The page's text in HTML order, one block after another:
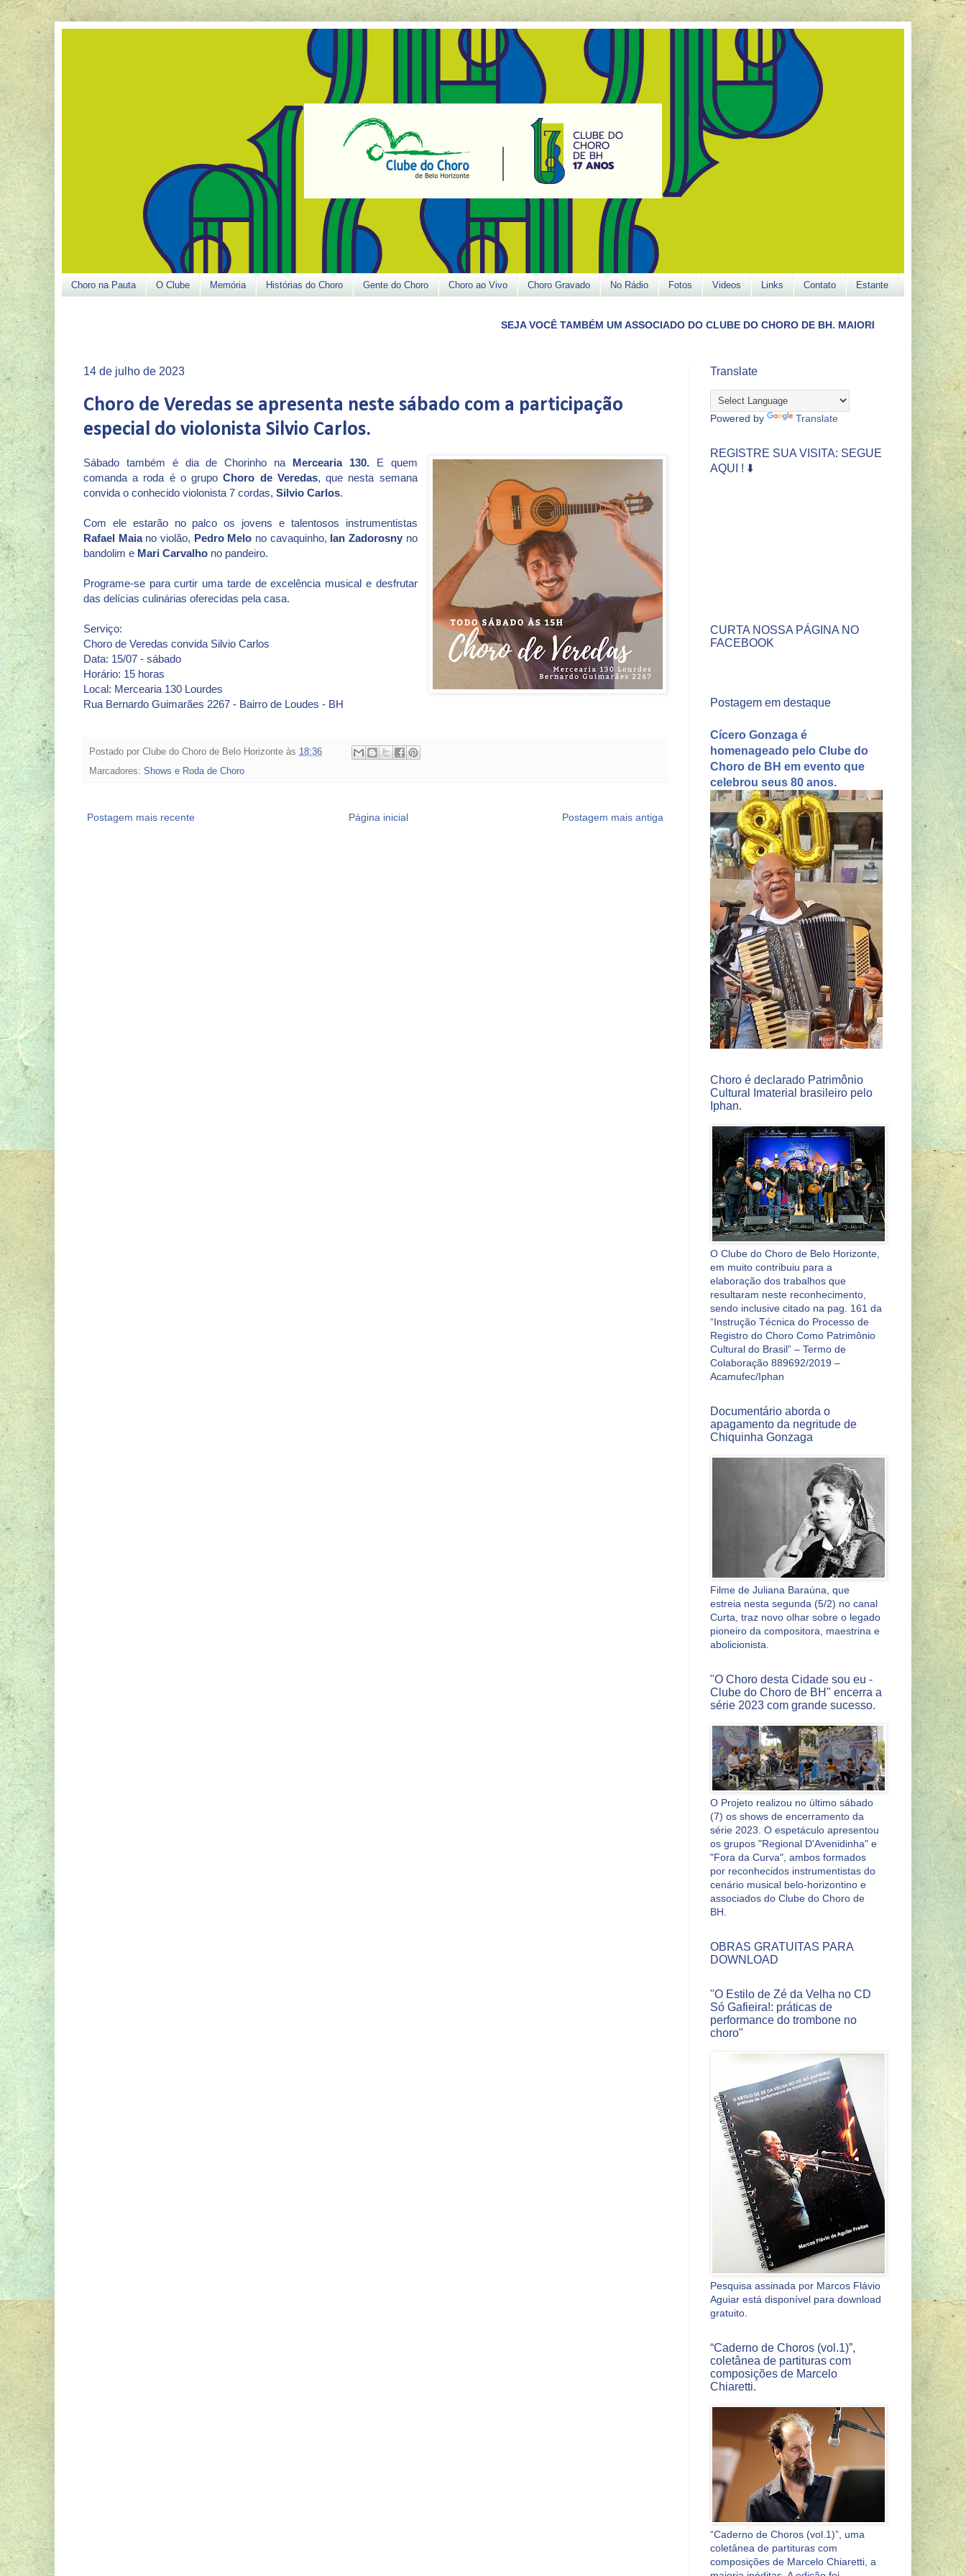
Choro na Pauta O Clube Memória Histórias do Choro Gente do Choro Choro ao Vivo Choro Gravado No Rádio Fotos Videos Links Contato Estante
SEJA VOCÊ TAMBÉM UM ASSOCIADO DO CLUBE DO CHORO DE BH. MAIORES INFORMAÇÕES LIGUE (31)3422-
14 de julho de 2023
Choro de Veredas se apresenta neste sábado com a participação
especial do violonista Silvio Carlos.
Sábado também é dia de Chorinho na Mercearia 130.E quem
comanda a roda é o grupoChoro de Veredas, que nesta semana
convida o conhecido violonista 7 cordas, Silvio Carlos.
Com ele estarão no palco os jovens e talentosos instrumentistas
Rafael Maia no violão, Pedro Melo no cavaquinho, Ian Zadorosnyno
bandolim e Mari Carvalho no pandeiro.
Programe-se para curtir uma tarde de excelência musical e desfrutar
das delícias culinárias oferecidas pela casa.
Serviço:
Choro de Veredas convida Silvio Carlos
Data: 15/07 - sábado
Horário: 15 horas
Local: Mercearia 130 Lourdes
Rua Bernardo Guimarães 2267 - Bairro de Loudes - BH
Postado por Clube do Choro de Belo Horizonte às 18:36
Marcadores: Shows e Roda de Choro
Postagem mais recente Postagem mais antiga
Página inicial
Translate
Powered by Translate
REGISTRE SUA VISITA: SEGUE
AQUI ! ⬇️
CURTA NOSSA PÁGINA NO
FACEBOOK
Postagem em destaque
Cícero Gonzaga é
homenageado pelo Clube do
Choro de BH em evento que
celebrou seus 80 anos.
Choro é declarado Patrimônio
Cultural Imaterial brasileiro pelo
Iphan.
O Clube do Choro de Belo Horizonte,
em muito contribuiu para a
elaboração dos trabalhos que
resultaram neste reconhecimento,
sendo inclusive citado na pag. 161 da
“Instrução Técnica do Processo de
Registro do Choro Como Patrimônio
Cultural do Brasil” – Termo de
Colaboração 889692/2019 –
Acamufec/Iphan
Documentário aborda o
apagamento da negritude de
Chiquinha Gonzaga
Filme de Juliana Baraúna, que
estreia nesta segunda (5/2) no canal
Curta, traz novo olhar sobre o legado
pioneiro da compositora, maestrina e
abolicionista.
"O Choro desta Cidade sou eu -
Clube do Choro de BH" encerra a
série 2023 com grande sucesso.
O Projeto realizou no último sábado
(7) os shows de encerramento da
série 2023. O espetáculo apresentou
os grupos "Regional D'Avenidinha" e
"Fora da Curva", ambos formados
por reconhecidos instrumentistas do
cenário musical belo-horizontino e
associados do Clube do Choro de
BH.
OBRAS GRATUITAS PARA
DOWNLOAD
"O Estilo de Zé da Velha no CD
Só Gafieira!: práticas de
performance do trombone no
choro"
Pesquisa assinada por Marcos Flávio
Aguiar está disponível para download
gratuito.
“Caderno de Choros (vol.1)”,
coletânea de partituras com
composições de Marcelo
Chiaretti.
“Caderno de Choros (vol.1)”, uma
coletânea de partituras com
composições de Marcelo Chiaretti, a